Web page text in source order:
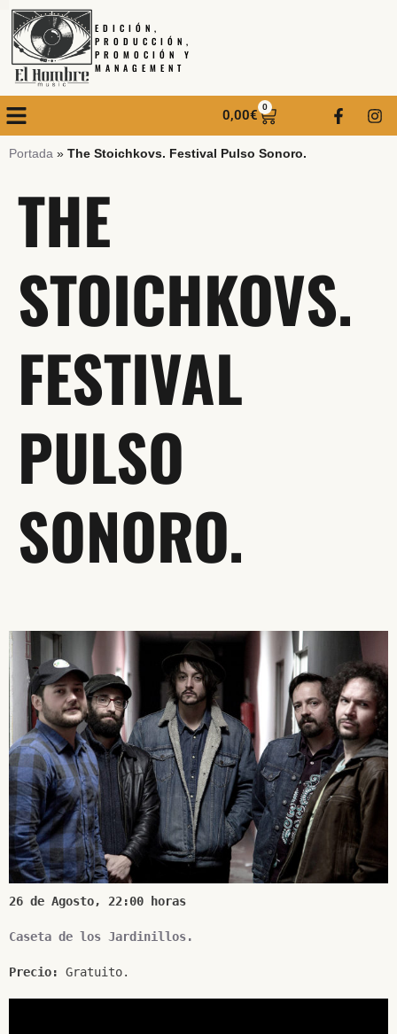
EDICIÓN,
PRODUCCIÓN,
PROMOCIÓN Y
MANAGEMENT
0,00€
0
Portada » The Stoichkovs. Festival Pulso Sonoro.
THE
STOICHKOVS.
FESTIVAL
PULSO
SONORO.
26 de Agosto, 22:00 horas
Caseta de los Jardinillos.
Precio: Gratuito.
SUSCRÍBETE A NUESTRO BOLETÍN